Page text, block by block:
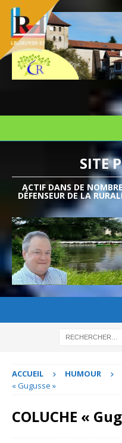
SITE
ACTIF DANS DE
DÉFENSEUR DE LA
ACCUEIL HUMOUR
« Gugusse »
COLUCHE «